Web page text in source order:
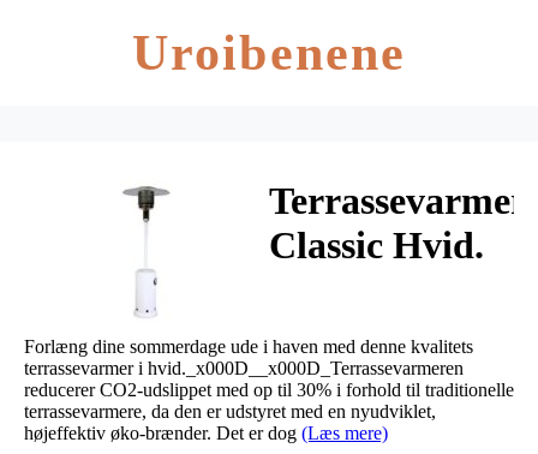
Uroibenene
Terrassevarmer
Classic Hvid.
Forlæng dine sommerdage ude i haven med denne kvalitets
terrassevarmer i hvid._x000D__x000D_Terrassevarmeren
reducerer CO2-udslippet med op til 30% i forhold til traditionelle
terrassevarmere, da den er udstyret med en nyudviklet,
højeffektiv øko-brænder. Det er dog (Læs mere)